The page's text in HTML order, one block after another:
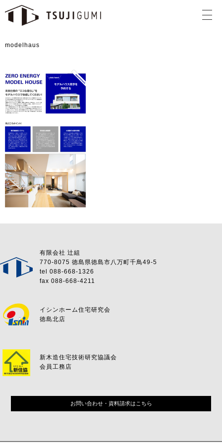
modelhaus
有限会社 辻組
770-8075 徳島県徳島市八万町千鳥49-5
tel 088-668-1326
fax 088-668-4211
イシンホーム住宅研究会
徳島北店
新木造住宅技術研究協議会
会員工務店
お問い合わせ・資料請求はこちら